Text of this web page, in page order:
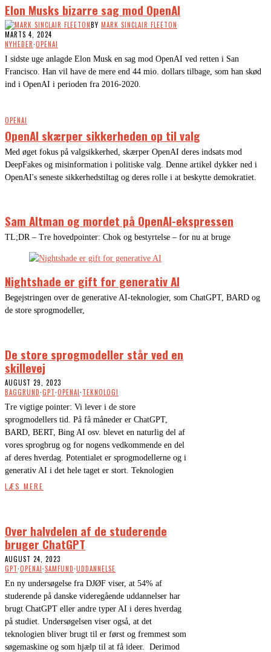
Elon Musks bizarre sag mod OpenAI
BY MARK SINCLAIR FLEETON
MARTS 4, 2024
NYHEDER·OPENAI
I sidste uge anlagde Elon Musk en sag mod OpenAI ved retten i San
Francisco. Han vil have de mere end 44 mio. dollars tilbage, som han skød
ind i OpenAI i perioden fra 2016-2020.
OPENAI
OpenAI skærper sikkerheden op til valg
Med øget fokus på valgsikkerhed, skærper OpenAI deres indsats mod
DeepFakes og misinformation i politiske valg. Denne artikel dykker ned i
OpenAI's seneste sikkerhedstiltag og deres rolle i at beskytte demokratiet.
Sam Altman og mordet på OpenAI-ekspressen
TL;DR – Tre hovedpointer: Chok og bestyrtelse – for nu at bruge
Nightshade er gift for generativ AI
Begejstringen over de generative AI-teknologier, som ChatGPT, BARD og
de store sprogmodeller,
De store sprogmodeller står ved en
skillevej
AUGUST 29, 2023
BAGGRUND·GPT·OPENAI·TEKNOLOGI
Tre vigtige pointer: Vi lever i de store
sprogmodellers tid. På få måneder er ChatGPT,
BARD, BERT, Bing AI osv. blevet en naturlig del af
vores sprogbrug og for nogens vedkommende en del
af deres hverdag. Potentialet er sprogmodellerne og i
generativ AI i det hele taget er stort. Teknologien
LÆS MERE
Over halvdelen af de studerende
bruger ChatGPT
AUGUST 24, 2023
GPT·OPENAI·SAMFUND·UDDANNELSE
En ny undersøgelse fra DJØF viser, at 54% af
studerende på danske videregående uddannelser har
brugt ChatGPT eller andre typer AI i deres hverdag
på studiet. Undersøgelsen viser også, at det
teknologien bliver brugt til er først og fremmest som
søgemaskine og som hjælp til at få ideer. Derimod